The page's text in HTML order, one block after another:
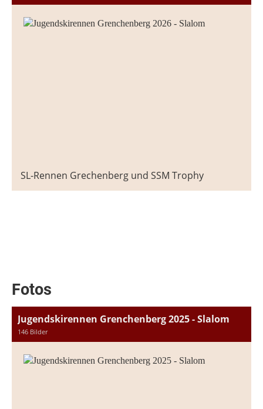
SL-Rennen Grechenberg und SSM Trophy
Fotos
Jugendskirennen Grenchenberg 2025 - Slalom
146 Bilder